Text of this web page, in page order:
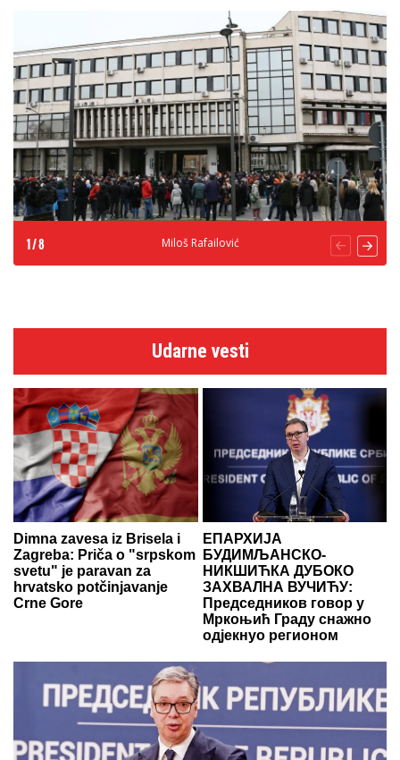
Miloš Rafailović
1 /8
Udarne vesti
Dimna zavesa iz Brisela i
Zagreba: Priča o "srpskom
svetu" je paravan za
hrvatsko potčinjavanje
Crne Gore
ЕПАРХИЈА
БУДИМЉАНСКО-
НИКШИЋКА ДУБОКО
ЗАХВАЛНА ВУЧИЋУ:
Председников говор у
Мркоњић Граду снажно
одјекнуо регионом